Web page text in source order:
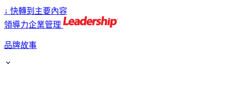
↓ 快轉到主要內容
領導力企業管理
品牌故事